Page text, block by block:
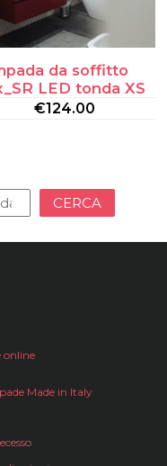
da soffitto
LED tonda XS
€124.00
CERCA
online
Made in Italy